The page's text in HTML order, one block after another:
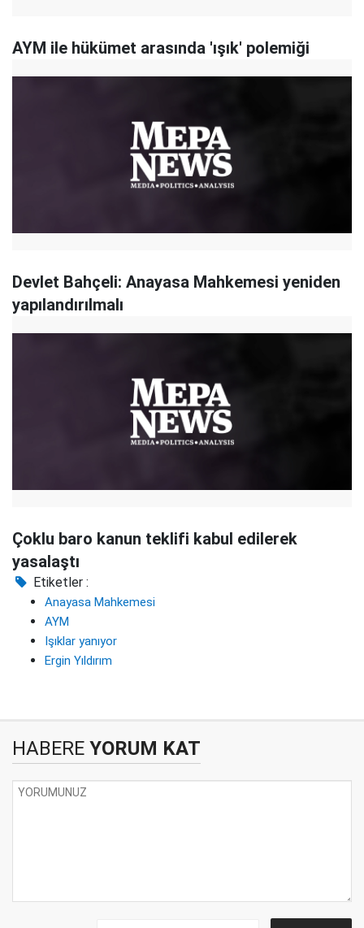
AYM ile hükümet arasında 'ışık' polemiği
Devlet Bahçeli: Anayasa Mahkemesi yeniden
yapılandırılmalı
Çoklu baro kanun teklifi kabul edilerek
yasalaştı
Etiketler :
Anayasa Mahkemesi
AYM
Işıklar yanıyor
Ergin Yıldırım
HABERE YORUM KAT